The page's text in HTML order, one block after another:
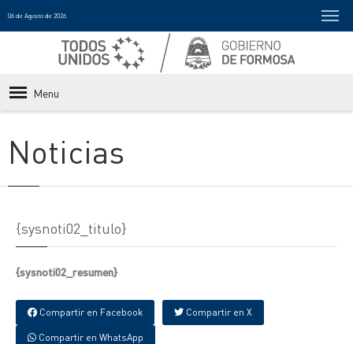
06 de Agosto de 2026
Menu
Noticias
{sysnoti02_titulo}
{sysnoti02_resumen}
Compartir en Facebook Compartir en X
Compartir en WhatsApp